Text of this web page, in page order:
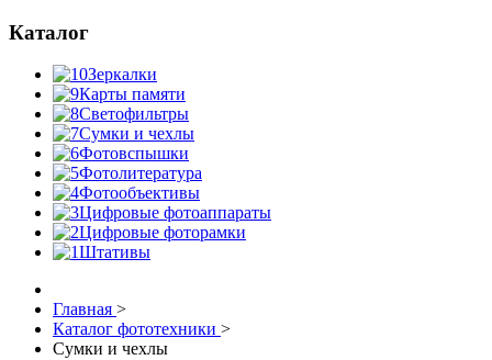
Каталог
Зеркалки
Карты памяти
Светофильтры
Сумки и чехлы
Фотовспышки
Фотолитература
Фотообъективы
Цифровые фотоаппараты
Цифровые фоторамки
Штативы
Главная >
Каталог фототехники >
Сумки и чехлы